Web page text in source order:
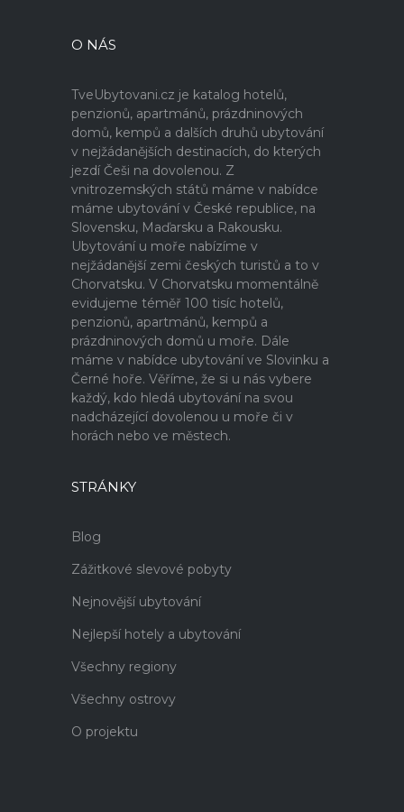
O NÁS
TveUbytovani.cz je katalog hotelů,
penzionů, apartmánů, prázdninových
domů, kempů a dalších druhů ubytování
v nejžádanějších destinacích, do kterých
jezdí Češi na dovolenou. Z
vnitrozemských států máme v nabídce
máme ubytování v České republice, na
Slovensku, Maďarsku a Rakousku.
Ubytování u moře nabízíme v
nejžádanější zemi českých turistů a to v
Chorvatsku. V Chorvatsku momentálně
evidujeme téměř 100 tisíc hotelů,
penzionů, apartmánů, kempů a
prázdninových domů u moře. Dále
máme v nabídce ubytování ve Slovinku a
Černé hoře. Věříme, že si u nás vybere
každý, kdo hledá ubytování na svou
nadcházející dovolenou u moře či v
horách nebo ve městech.
STRÁNKY
Blog
Zážitkové slevové pobyty
Nejnovější ubytování
Nejlepší hotely a ubytování
Všechny regiony
Všechny ostrovy
O projektu